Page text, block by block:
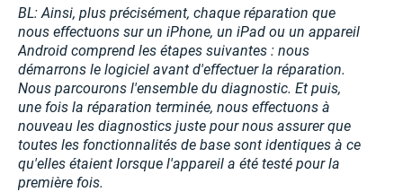
BL: Ainsi, plus précisément, chaque réparation que
nous effectuons sur un iPhone, un iPad ou un appareil
Android comprend les étapes suivantes : nous
démarrons le logiciel avant d'effectuer la réparation.
Nous parcourons l'ensemble du diagnostic. Et puis,
une fois la réparation terminée, nous effectuons à
nouveau les diagnostics juste pour nous assurer que
toutes les fonctionnalités de base sont identiques à ce
qu'elles étaient lorsque l'appareil a été testé pour la
première fois.